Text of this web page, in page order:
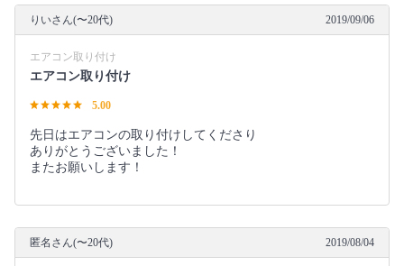
りいさん(〜20代) 2019/09/06
エアコン取り付け
エアコン取り付け
5.00
先日はエアコンの取り付けしてくださり
ありがとうございました！
またお願いします！
匿名さん(〜20代) 2019/08/04